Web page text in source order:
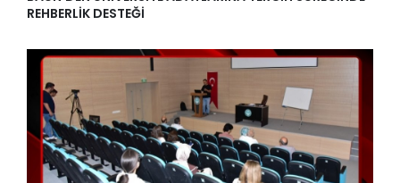
REHBERLİK DESTEĞİ